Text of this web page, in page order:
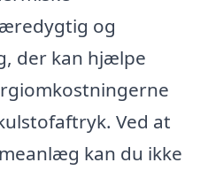
og
der kan hjælpe
Ved at
kan du ikke